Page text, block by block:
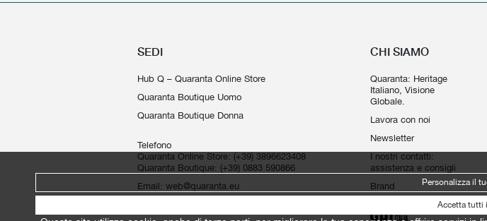
SEDI
Hub Q – Quaranta Online Store
Quaranta Boutique Uomo
Quaranta Boutique Donna
Telefono
Quaranta Online Store: (+39) 3896623408
Quaranta Boutique: (+39) 0883 590866
Email:web@quaranta.eu
CHI SIAMO
Quaranta: Heritage
Italiano, Visione
Globale.
Lavora con noi
Newsletter
I nostri contatti:
assistenza e consigli
Brand
Accetta tutti
Personalizza il